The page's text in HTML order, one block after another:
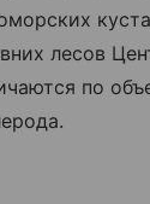
лесов
по